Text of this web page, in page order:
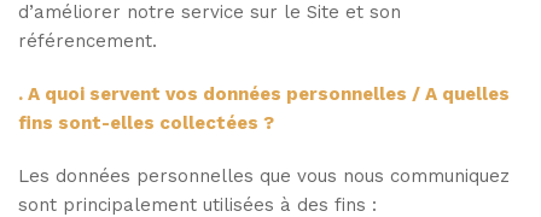
d’améliorer notre service sur le Site et son
référencement.
. A quoi servent vos données personnelles / A quelles
fins sont-elles collectées ?
Les données personnelles que vous nous communiquez
sont principalement utilisées à des fins :